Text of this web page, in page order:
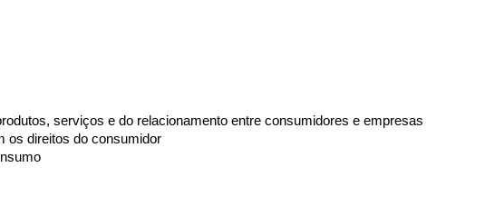
serviços e do relacionamento entre consumidores e empresas
os direitos do consumidor